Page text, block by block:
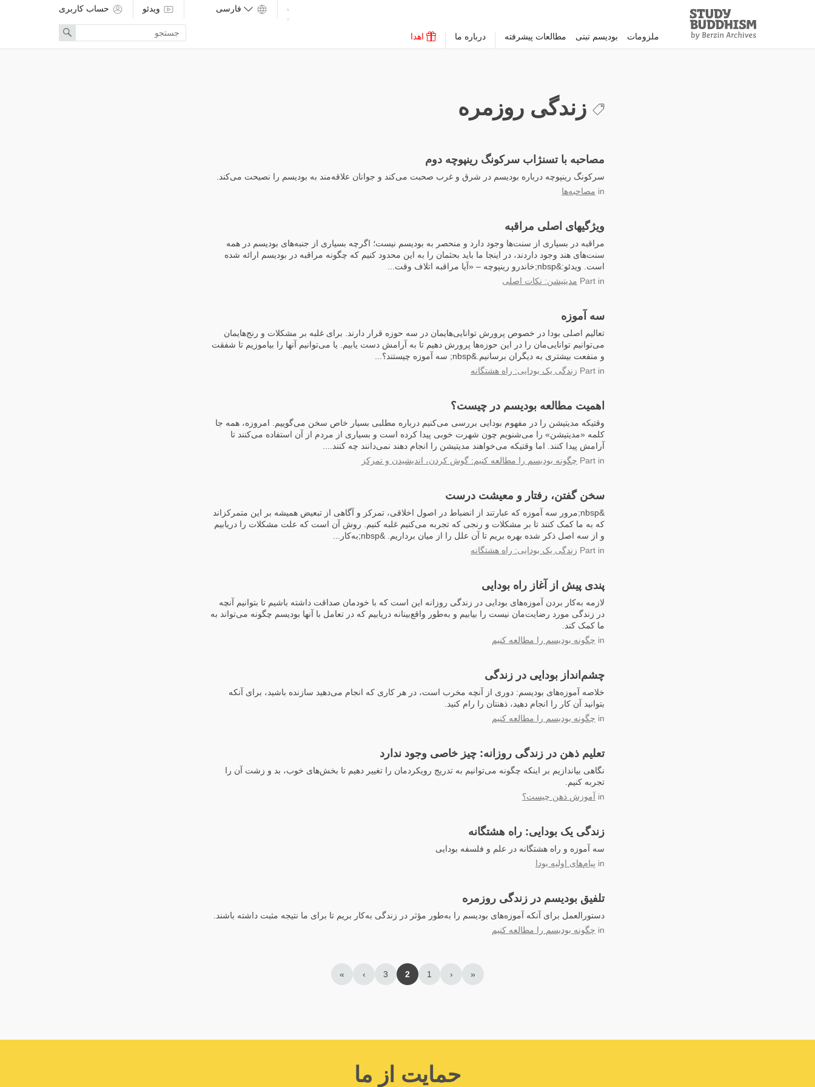
Study
Buddhism
Home
ملزومات بودیسم تبتی مطالعات پیشرفته درباره ما اهدا
ویدئو حساب کاربری
search
term
Search
زندگی روزمره
مصاحبه با تسنژاب سرکونگ رینپوچه دوم
سرکونگ رینپوچه درباره بودیسم در شرق و غرب صحبت می‌کند و جوانان علاقه‌مند به بودیسم را نصیحت می‌کند.
in مصاحبه‌ها
ویژگیهای اصلی مراقبه
مراقبه در بسیاری از سنت‌ها وجود دارد و منحصر به بودیسم نیست؛ اگرچه بسیاری از جنبه‌های بودیسم در همه
سنت‌های هند وجود داردند، در اینجا ما باید بحثمان را به این محدود کنیم که چگونه مراقبه در بودیسم ارائه شده
است. ویدئو:&nbsp;خاندرو رینپوچه – «آیا مراقبه اتلاف وقت...
Part in مدیتیشن: نکات اصلی
سه آموزه
تعالیم اصلی بودا در خصوص پرورش توانایی‌هایمان در سه حوزه قرار دارند. برای غلبه بر مشکلات و رنج‌هایمان
می‌توانیم توانایی‌مان را در این حوزه‌ها پرورش دهیم تا به آرامش دست یابیم. یا می‌توانیم آنها را بیاموزیم تا شفقت
و منفعت بیشتری به دیگران برسانیم.&nbsp; سه آموزه چیستند؟...
Part in زندگی یک بودایی: راه هشتگانه
اهمیت مطالعه بودیسم در چیست؟
وقتیکه مدیتیشن را در مفهوم بودایی بررسی می‌کنیم درباره مطلبی بسیار خاص سخن می‌گوییم. امروزه، همه جا
کلمه «مدیتیشن» را می‌شنویم چون شهرت خوبی پیدا کرده است و بسیاری از مردم از آن استفاده می‌کنند تا
آرامش پیدا کنند. اما وقتیکه می‌خواهند مدیتیشن را انجام دهند نمی‌دانند چه کنند....
Part in چگونه بودیسم را مطالعه کنیم: گوش کردن، اندیشیدن و تمرکز
سخن گفتن، رفتار و معیشت درست
&nbsp;مرور سه آموزه که عبارتند از انضباط در اصول اخلاقی، تمرکز و آگاهی از تبعیض همیشه بر این متمرکزاند
که به ما کمک کنند تا بر مشکلات و رنجی که تجربه می‌کنیم غلبه کنیم. روش آن است که علت مشکلات را دریابیم
و از سه اصل ذکر شده بهره بریم تا آن علل را از میان برداریم. &nbsp;به‌کار...
Part in زندگی یک بودایی: راه هشتگانه
پندی پیش از آغاز راه بودایی
لازمه به‌کار بردن آموزه‌های بودایی در زندگی روزانه این است که با خودمان صداقت داشته باشیم تا بتوانیم آنچه
در زندگی‌ مورد رضایت‌مان نیست را بیابیم و به‌طور واقع‌بینانه دریابیم که در تعامل با آنها بودیسم چگونه می‌تواند به
ما کمک کند.
in چگونه بودیسم را مطالعه کنیم
چشم‌انداز بودایی در زندگی
خلاصه آموزه‌های بودیسم: دوری از آنچه مخرب است، در هر کاری که انجام می‌دهید سازنده باشید، برای آنکه
بتوانید آن کار را انجام دهید، ذهنتان را رام کنید.
in چگونه بودیسم را مطالعه کنیم
تعلیم ذهن در زندگی روزانه: چیز خاصی وجود ندارد
نگاهی بیاندازیم بر اینکه چگونه می‌توانیم به تدریج رویکردمان را تغییر دهیم تا بخش‌های خوب، بد و زشت آن را
تجربه کنیم.
in آموزش ذهن چیست؟
زندگی یک بودایی: راه هشتگانه
سه آموزه و راه هشتگانه در علم و فلسفه بودایی
in پیام‌های اولیه بودا
تلفیق بودیسم در زندگی روزمره
دستورالعمل برای آنکه آموزه‌های بودیسم را به‌طور مؤثر در زندگی به‌کار بریم تا برای ما نتیجه مثبت داشته باشند.
in چگونه بودیسم را مطالعه کنیم
«
‹
1
2
3
›
»
حمایت از ما